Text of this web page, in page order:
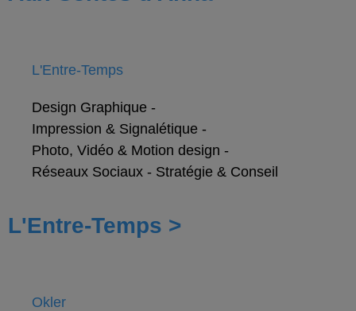
L'Entre-Temps
Design Graphique -
Impression & Signalétique -
Photo, Vidéo & Motion design -
Réseaux Sociaux - Stratégie & Conseil
L'Entre-Temps >
Okler